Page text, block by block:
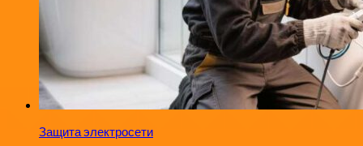
Защита электросети